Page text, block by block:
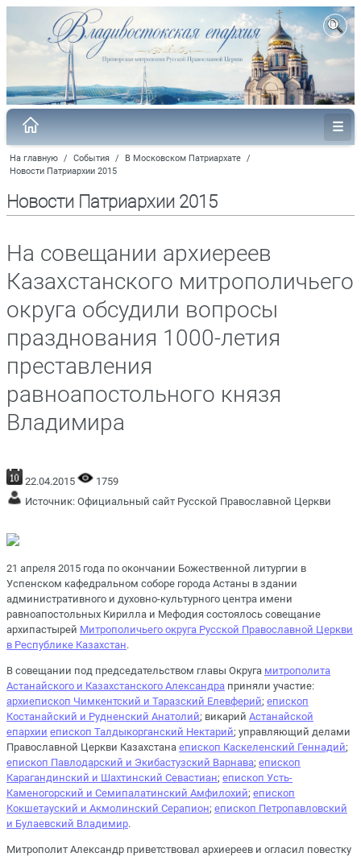
На главную / События / В Московском Патриархате /
Новости Патриархии 2015
Новости Патриархии 2015
На совещании архиереев
Казахстанского митрополичьего
округа обсудили вопросы
празднования 1000-летия
преставления
равноапостольного князя
Владимира
22.04.2015
1759
Источник: Официальный сайт Русской Православной Церкви
21 апреля 2015 года по окончании Божественной литургии в
Успенском кафедральном соборе города Астаны в здании
административного и духовно-культурного центра имени
равноапостольных Кирилла и Мефодия состоялось совещание
архипастырей Митрополичьего округа Русской Православной Церкви
в Республике Казахстан.
В совещании под председательством главы Округа митрополита
Астанайского и Казахстанского Александра приняли участие:
архиепископ Чимкентский и Таразский Елевферий; епископ
Костанайский и Рудненский Анатолий; викарий Астанайской
епархии епископ Талдыкорганский Нектарий; управляющий делами
Православной Церкви Казахстана епископ Каскеленский Геннадий;
епископ Павлодарский и Экибастузский Варнава; епископ
Карагандинский и Шахтинский Севастиан; епископ Усть-
Каменогорский и Семипалатинский Амфилохий; епископ
Кокшетауский и Акмолинский Серапион; епископ Петропавловский
и Булаевский Владимир.
Митрополит Александр приветствовал архиереев и огласил повестку